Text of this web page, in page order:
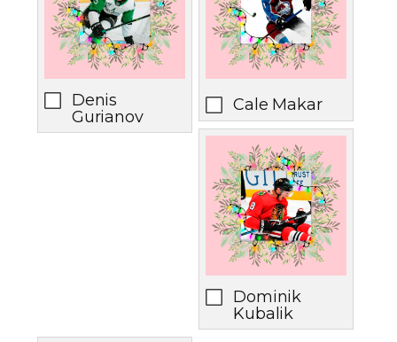
Denis
Gurianov
Cale Makar
Dominik
Kubalik